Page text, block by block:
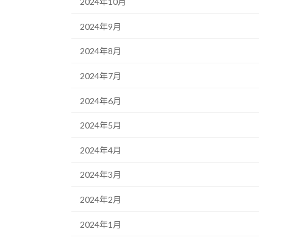
2024年9月
2024年8月
2024年7月
2024年6月
2024年5月
2024年4月
2024年3月
2024年2月
2024年1月